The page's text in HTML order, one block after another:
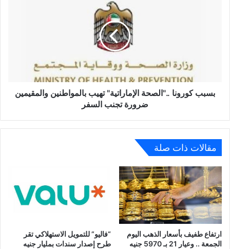
السفر
بسبب كورونا .."الصحة الإماراتية" تهيب بالمواطنين والمقيمين
ضرورة تجنب السفر
مقالات ذات صلة
ارتفاع طفيف بأسعار الذهب اليوم
الجمعة .. وعيار 21 بـ 5970 جنيه
“فاليو” للتمويل الاستهلاكي تقر
طرح إصدار سندات بمليار جنيه